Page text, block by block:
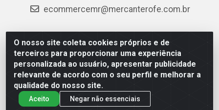
O nosso site coleta cookies próprios e de
terceiros para proporcionar uma experiência
personalizada ao usuário, apresentar publicidade
relevante de acordo com o seu perfil e melhorar a
qualidade do nosso site.
Aceito Negar não essenciais
ecommercemr@mercanterofe.com.br
MR Distribuidora - Rua Hortêncio Ribeiro de Luna, 3777 -
Distrito Industrial, João Pessoa/PB - CEP 58081-400 - CNPJ
35.428.312/0001-85